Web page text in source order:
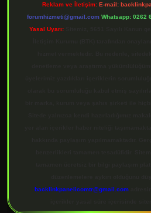
Reklam ve İletişim: E-mail:
forumhizmeti@gmail.com Whatsapp: 0262
Yasal Uyarı:
backlinkpanelicomtr@gmail.com